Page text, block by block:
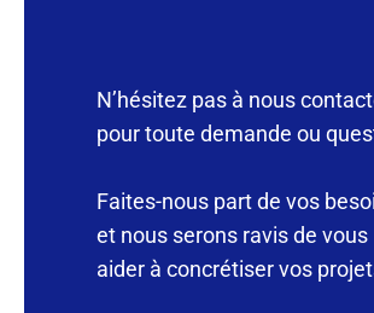
N’hésitez pas à nous
pour toute demande ou
Faites-nous part de vos
et nous serons ravis de vous
aider à concrétiser vos